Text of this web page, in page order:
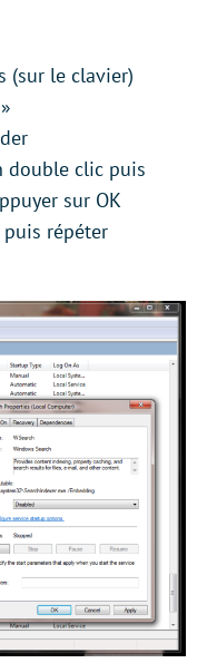
(sur le clavier)
double clic puis
sur OK
puis répéter